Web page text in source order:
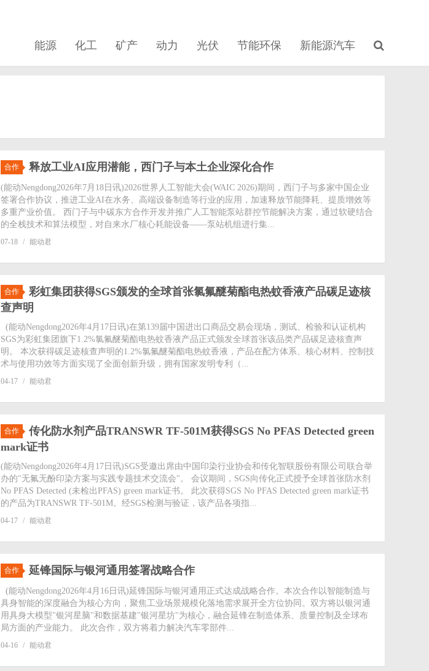
能源 化工 矿产 动力 光伏 节能环保 新能源汽车
合作 释放工业AI应用潜能，西门子与本土企业深化合作
(能动Nengdong2026年7月18日讯)2026世界人工智能大会(WAIC 2026)期间，西门子与多家中国企业
签署合作协议，推进工业AI在水务、高端设备制造等行业的应用，加速释放节能降耗、提质增效等
多重产业价值。 西门子与中碳东方合作开发并推广人工智能泵站群控节能解决方案，通过软硬结合
的全栈技术和算法模型，对自来水厂核心耗能设备——泵站机组进行集...
07-18 / 能动君
合作
彩虹集团获得SGS颁发的全球首张氯氟醚菊酯电热蚊香液产品碳足迹核
查声明
(能动Nengdong2026年4月17日讯)在第139届中国进出口商品交易会现场，测试、检验和认证机构
SGS为彩虹集团旗下1.2%氯氟醚菊酯电热蚊香液产品正式颁发全球首张该品类产品碳足迹核查声
明。 本次获得碳足迹核查声明的1.2%氯氟醚菊酯电热蚊香液，产品在配方体系、核心材料、控制技
术与使用功效等方面实现了全面创新升级，拥有国家发明专利（...
04-17 / 能动君
合作
传化防水剂产品TRANSWR TF-501M获得SGS No PFAS Detected green
mark证书
(能动Nengdong2026年4月17日讯)SGS受邀出席由中国印染行业协会和传化智联股份有限公司联合举
办的"无氟无酚印染方案与实践专题技术交流会"。 会议期间，SGS向传化正式授予全球首张防水剂
No PFAS Detected (未检出PFAS) green mark证书。 此次获得SGS No PFAS Detected green mark证书
的产品为TRANSWR TF-501M。经SGS检测与验证，该产品各项指...
04-17 / 能动君
合作 延锋国际与银河通用签署战略合作
(能动Nengdong2026年4月16日讯)延锋国际与银河通用正式达成战略合作。本次合作以智能制造与
具身智能的深度融合为核心方向，聚焦工业场景规模化落地需求展开全方位协同。双方将以银河通
用具身大模型"银河星脑"和数据基建"银河星坊"为核心，融合延锋在制造体系、质量控制及全球布
局方面的产业能力。 此次合作，双方将着力解决汽车零部件...
04-16 / 能动君